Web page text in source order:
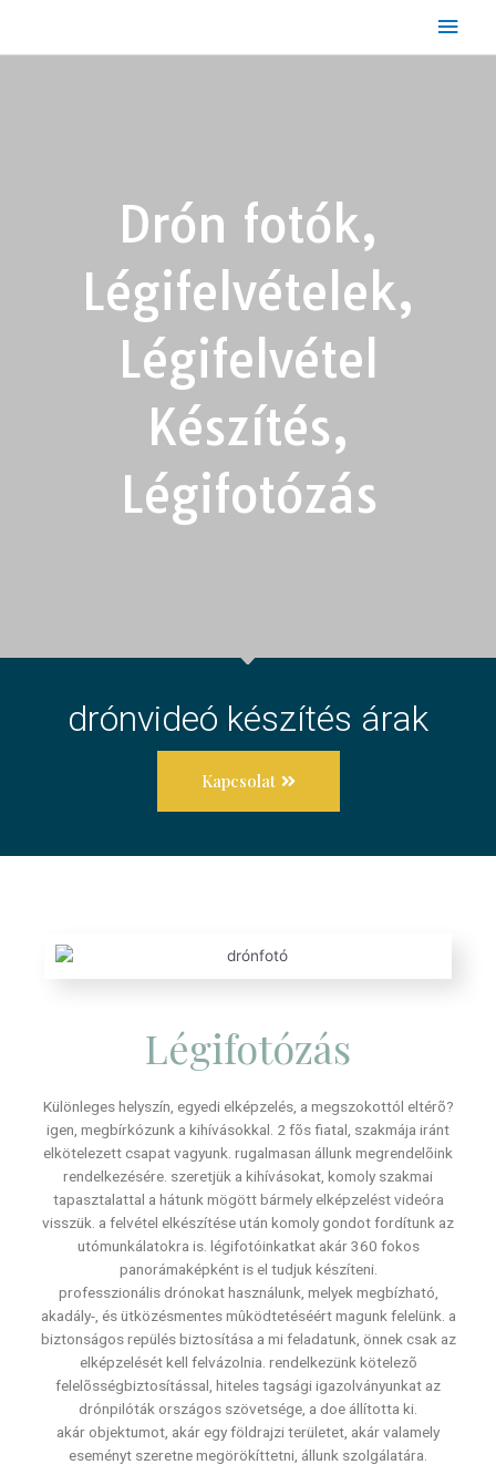
Drón fotók,
Légifelvételek,
Légifelvétel
Készítés,
Légifotózás
drónvideó készítés árak
Kapcsolat
Légifotózás
Különleges helyszín, egyedi elképzelés, a megszokottól eltérõ?
igen, megbírkózunk a kihívásokkal. 2 fõs fiatal, szakmája iránt
elkötelezett csapat vagyunk. rugalmasan állunk megrendelõink
rendelkezésére. szeretjük a kihívásokat, komoly szakmai
tapasztalattal a hátunk mögött bármely elképzelést videóra
visszük. a felvétel elkészítése után komoly gondot fordítunk az
utómunkálatokra is. légifotóinkatkat akár 360 fokos
panorámaképként is el tudjuk készíteni.
professzionális drónokat használunk, melyek megbízható,
akadály-, és ütközésmentes mûködtetéséért magunk felelünk. a
biztonságos repülés biztosítása a mi feladatunk, önnek csak az
elképzelését kell felvázolnia. rendelkezünk kötelezõ
felelõsségbiztosítással, hiteles tagsági igazolványunkat az
drónpilóták országos szövetsége, a doe állította ki.
akár objektumot, akár egy földrajzi területet, akár valamely
eseményt szeretne megörökíttetni, állunk szolgálatára.